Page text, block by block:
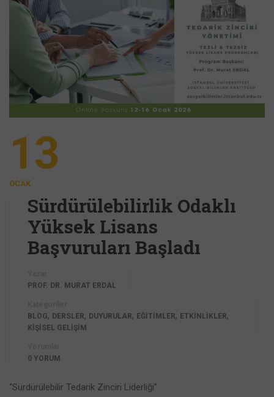
13
OCAK
Sürdürülebilirlik Odaklı
Yüksek Lisans
Başvuruları Başladı
PROF. DR. MURAT ERDAL
BLOG, DERSLER, DUYURULAR, EĞİTİMLER, ETKİNLİKLER,
KİŞİSEL GELİŞİM
0 YORUM
“Sürdürülebilir Tedarik Zinciri Liderliği”